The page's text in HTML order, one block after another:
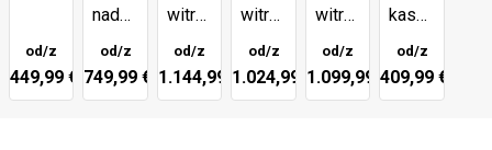
od/z
449,99 €
nadstawnej
witryny
chłodniczej
od/z
749,99 €
witryną
chłodniczą
nadstawną-
szkło
od/z
1.144,99 €
witryną
chłodniczą
nadstawną
od/z
1.024,99 €
witryną
chłodniczą
nadstawną-
pokrywa
od/z
1.099,99 €
kasowe
ze
stali
nierdzewnej
od/z
409,99 €